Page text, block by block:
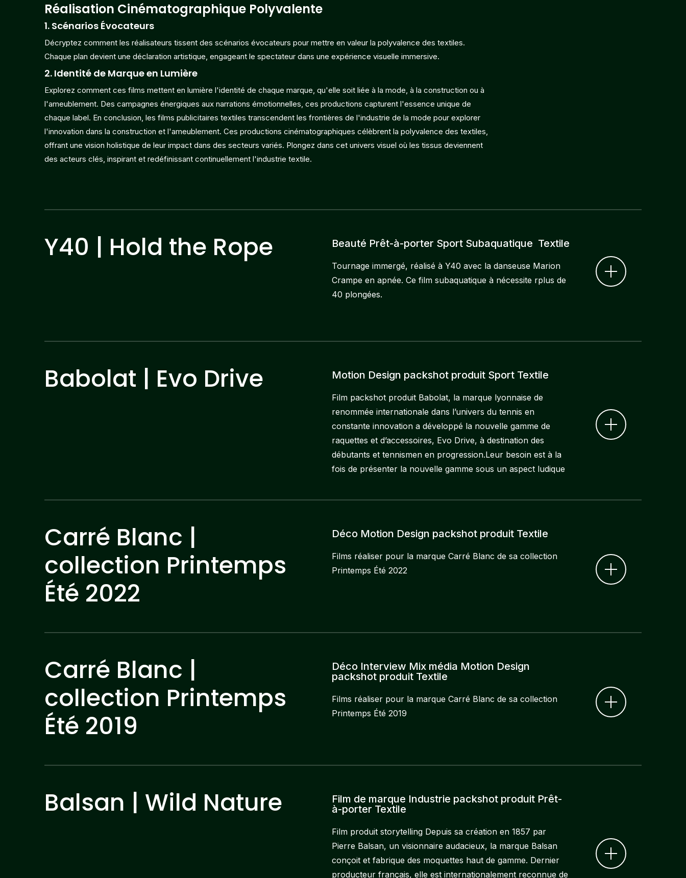
Réalisation Cinématographique Polyvalente
1. Scénarios Évocateurs
Décryptez comment les réalisateurs tissent des scénarios évocateurs pour mettre en valeur la polyvalence des textiles.
Chaque plan devient une déclaration artistique, engageant le spectateur dans une expérience visuelle immersive.
2. Identité de Marque en Lumière
Explorez comment ces films mettent en lumière l'identité de chaque marque, qu'elle soit liée à la mode, à la construction ou à
l'ameublement. Des campagnes énergiques aux narrations émotionnelles, ces productions capturent l'essence unique de
chaque label. En conclusion, les films publicitaires textiles transcendent les frontières de l'industrie de la mode pour explorer
l'innovation dans la construction et l'ameublement. Ces productions cinématographiques célèbrent la polyvalence des textiles,
offrant une vision holistique de leur impact dans des secteurs variés. Plongez dans cet univers visuel où les tissus deviennent
des acteurs clés, inspirant et redéfinissant continuellement l'industrie textile.
Y40 | Hold the Rope Beauté Prêt-à-porter Sport Subaquatique Textile
Tournage immergé, réalisé à Y40 avec la danseuse Marion
Crampe en apnée. Ce film subaquatique à nécessite rplus de
40 plongées.
Babolat | Evo Drive Motion Design packshot produit Sport Textile
Film packshot produit Babolat, la marque lyonnaise de
renommée internationale dans l’univers du tennis en
constante innovation a développé la nouvelle gamme de
raquettes et d’accessoires, Evo Drive, à destination des
débutants et tennismen en progression.Leur besoin est à la
fois de présenter la nouvelle gamme sous un aspect ludique
Carré Blanc |
collection Printemps
Été 2022
Déco Motion Design packshot produit Textile
Films réaliser pour la marque Carré Blanc de sa collection
Printemps Été 2022
Carré Blanc |
collection Printemps
Été 2019
Déco Interview Mix média Motion Design
packshot produit Textile
Films réaliser pour la marque Carré Blanc de sa collection
Printemps Été 2019
Balsan | Wild Nature
Film de marque Industrie packshot produit Prêt-
à-porter Textile
Film produit storytelling Depuis sa création en 1857 par
Pierre Balsan, un visionnaire audacieux, la marque Balsan
conçoit et fabrique des moquettes haut de gamme. Dernier
producteur français, elle est internationalement reconnue de